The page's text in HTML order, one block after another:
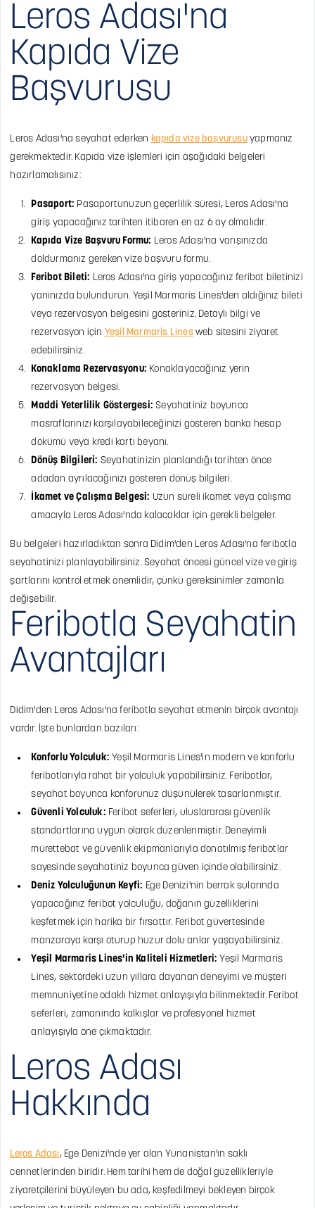
Leros Adası'na
Kapıda Vize
Başvurusu
Leros Adası'na seyahat ederken kapıda vize başvurusuyapmanız
gerekmektedir. Kapıda vize işlemleri için aşağıdaki belgeleri
hazırlamalısınız:
Pasaport: Pasaportunuzun geçerlilik süresi, Leros Adası'na
giriş yapacağınız tarihten itibaren en az 6 ay olmalıdır.
Kapıda Vize Başvuru Formu: Leros Adası'na varışınızda
doldurmanız gereken vize başvuru formu.
Feribot Bileti: Leros Adası'na giriş yapacağınız feribot biletinizi
yanınızda bulundurun. Yeşil Marmaris Lines'den aldığınız bileti
veya rezervasyon belgesini gösteriniz. Detaylı bilgi ve
rezervasyon için Yeşil Marmaris Linesweb sitesini ziyaret
edebilirsiniz.
Konaklama Rezervasyonu: Konaklayacağınız yerin
rezervasyon belgesi.
Maddi Yeterlilik Göstergesi: Seyahatiniz boyunca
masraflarınızı karşılayabileceğinizi gösteren banka hesap
dökümü veya kredi kartı beyanı.
Dönüş Bilgileri: Seyahatinizin planlandığı tarihten önce
adadan ayrılacağınızı gösteren dönüş bilgileri.
İkamet ve Çalışma Belgesi: Uzun süreli ikamet veya çalışma
amacıyla Leros Adası'nda kalacaklar için gerekli belgeler.
Bu belgeleri hazırladıktan sonra Didim'den Leros Adası'na feribotla
seyahatinizi planlayabilirsiniz. Seyahat öncesi güncel vize ve giriş
şartlarını kontrol etmek önemlidir, çünkü gereksinimler zamanla
değişebilir.
Feribotla Seyahatin
Avantajları
Didim'den Leros Adası'na feribotla seyahat etmenin birçok avantajı
vardır. İşte bunlardan bazıları:
Konforlu Yolculuk: Yeşil Marmaris Lines'in modern ve konforlu
feribotlarıyla rahat bir yolculuk yapabilirsiniz. Feribotlar,
seyahat boyunca konforunuz düşünülerek tasarlanmıştır.
Güvenli Yolculuk: Feribot seferleri, uluslararası güvenlik
standartlarına uygun olarak düzenlenmiştir. Deneyimli
mürettebat ve güvenlik ekipmanlarıyla donatılmış feribotlar
sayesinde seyahatiniz boyunca güven içinde olabilirsiniz.
Deniz Yolculuğunun Keyfi: Ege Denizi'nin berrak sularında
yapacağınız feribot yolculuğu, doğanın güzelliklerini
keşfetmek için harika bir fırsattır. Feribot güvertesinde
manzaraya karşı oturup huzur dolu anlar yaşayabilirsiniz.
Yeşil Marmaris Lines'in Kaliteli Hizmetleri: Yeşil Marmaris
Lines, sektördeki uzun yıllara dayanan deneyimi ve müşteri
memnuniyetine odaklı hizmet anlayışıyla bilinmektedir. Feribot
seferleri, zamanında kalkışlar ve profesyonel hizmet
anlayışıyla öne çıkmaktadır.
Leros Adası
Hakkında
Leros Adası, Ege Denizi'nde yer alan Yunanistan'ın saklı
cennetlerinden biridir. Hem tarihi hem de doğal güzellikleriyle
ziyaretçilerini büyüleyen bu ada, keşfedilmeyi bekleyen birçok